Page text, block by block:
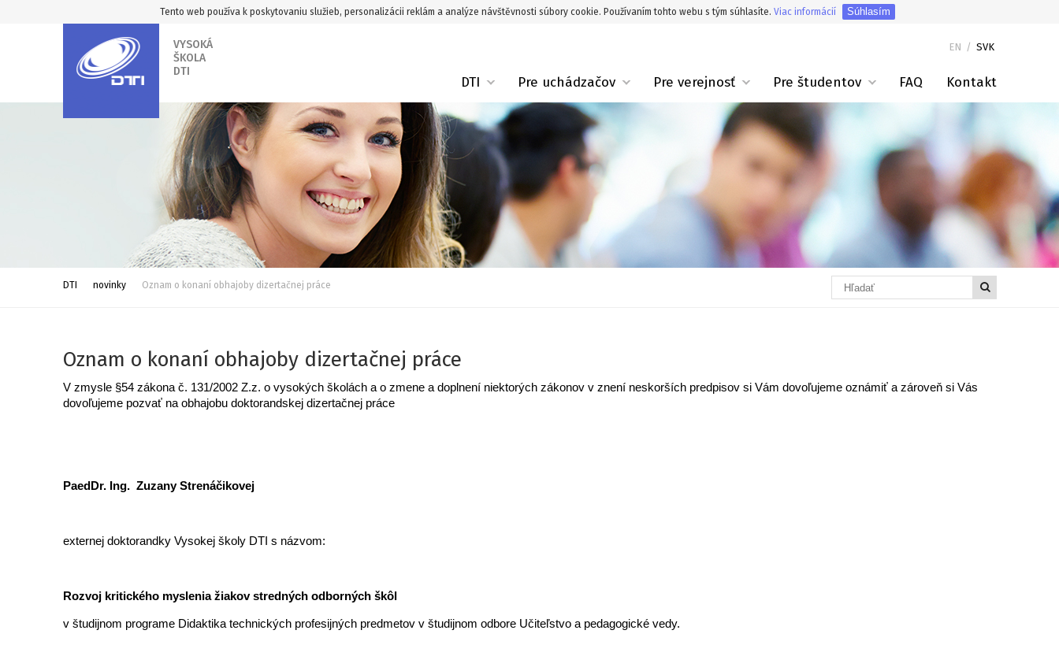
Tento web používa k poskytovaniu služieb, personalizácii reklám a analýze návštěvnosti súbory cookie. Používaním tohto webu s tým súhlasíte. Viac informácií Súhlasím
VYSOKÁ
ŠKOLA
DTI
EN / SVK
DTI Pre uchádzačov Pre verejnosť Pre študentov FAQ Kontakt
DTI novinky Oznam o konaní obhajoby dizertačnej práce
Oznam o konaní obhajoby dizertačnej práce
V zmysle §54 zákona č. 131/2002 Z.z. o vysokých školách a o zmene a doplnení niektorých zákonov v znení neskorších predpisov si Vám dovoľujeme oznámiť a zároveň si Vás
dovoľujeme pozvať na obhajobu doktorandskej dizertačnej práce
PaedDr. Ing. Zuzany Strenáčikovej
externej doktorandky Vysokej školy DTI s názvom:
Rozvoj kritického myslenia žiakov stredných odborných škôl
v študijnom programe Didaktika technických profesijných predmetov v študijnom odbore Učiteľstvo a pedagogické vedy.